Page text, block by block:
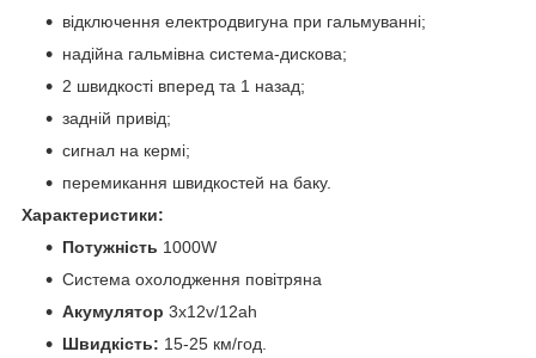
відключення електродвигуна при гальмуванні;
надійна гальмівна система-дискова;
2 швидкості вперед та 1 назад;
задній привід;
сигнал на кермі;
перемикання швидкостей на баку.
Характеристики:
Потужність 1000W
Система охолодження повітряна
Акумулятор 3х12v/12ah
Швидкість: 15-25 км/год.